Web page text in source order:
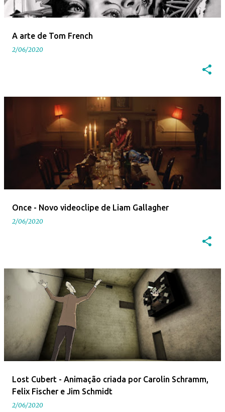
A arte de Tom French
2/06/2020
Once - Novo videoclipe de Liam Gallagher
2/06/2020
Lost Cubert - Animação criada por Carolin Schramm,
Felix Fischer e Jim Schmidt
2/06/2020